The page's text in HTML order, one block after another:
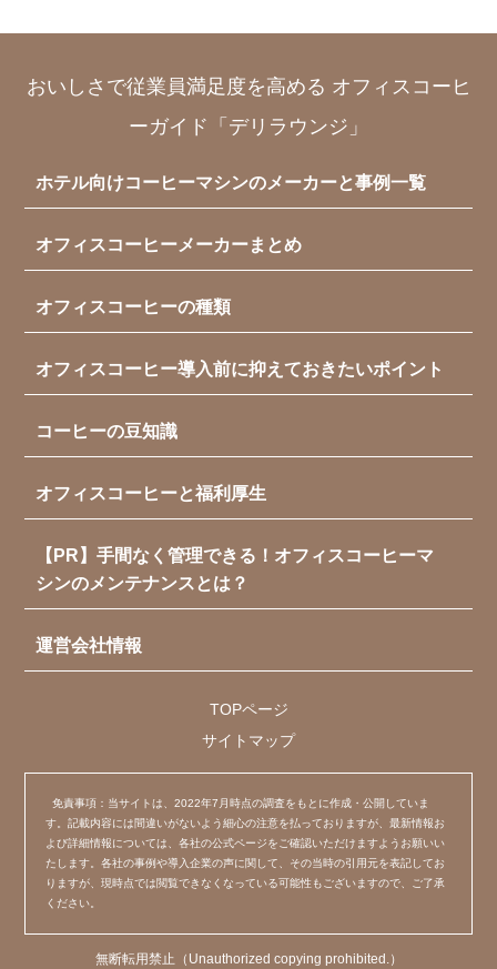
おいしさで従業員満足度を高める オフィスコーヒ
ーガイド「デリラウンジ」
ホテル向けコーヒーマシンのメーカーと事例一覧
オフィスコーヒーメーカーまとめ
オフィスコーヒーの種類
オフィスコーヒー導入前に抑えておきたいポイント
コーヒーの豆知識
オフィスコーヒーと福利厚生
【PR】手間なく管理できる！オフィスコーヒーマ
シンのメンテナンスとは？
運営会社情報
TOPページ
サイトマップ
免責事項：当サイトは、2022年7月時点の調査をもとに作成・公開していま
す。記載内容には間違いがないよう細心の注意を払っておりますが、最新情報お
よび詳細情報については、各社の公式ページをご確認いただけますようお願いい
たします。各社の事例や導入企業の声に関して、その当時の引用元を表記してお
りますが、現時点では閲覧できなくなっている可能性もございますので、ご了承
ください。
無断転用禁止（Unauthorized copying prohibited.）